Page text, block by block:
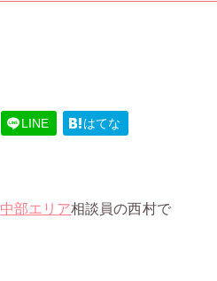
LINE はてな
中部エリア相談員の西村で